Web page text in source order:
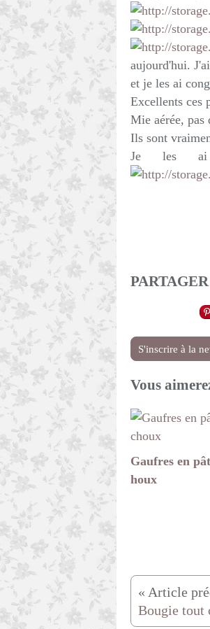
aujourd'hui.
et je les ai
Excellents ces
Mie aérée,
Ils sont
Je les ai
S'inscrire à la
Vous
Gaufres en
houx